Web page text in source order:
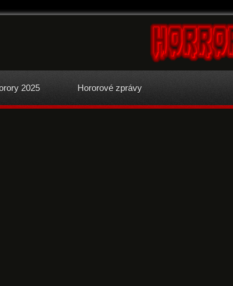
2025 Hororové zprávy